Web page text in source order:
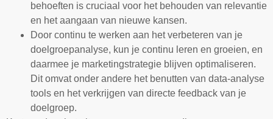
behoeften is cruciaal voor het behouden van relevantie
en het aangaan van nieuwe kansen.
Door continu te werken aan het verbeteren van je
doelgroepanalyse, kun je continu leren en groeien, en
daarmee je marketingstrategie blijven optimaliseren.
Dit omvat onder andere het benutten van data-analyse
tools en het verkrijgen van directe feedback van je
doelgroep.